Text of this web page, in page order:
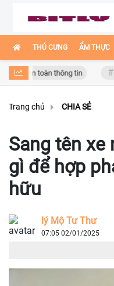
THÚ CƯNG ẨM THỰC
toàn thông tin Các
Trang chủ CHIA SẺ
Sang tên xe
gì để hợp
hữu
lý Mộ Tư Thư
07:05 02/01/2025